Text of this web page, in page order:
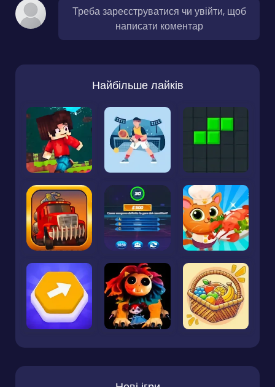
Треба зареєструватися чи увійти, щоб
написати коментар
Найбільше лайків